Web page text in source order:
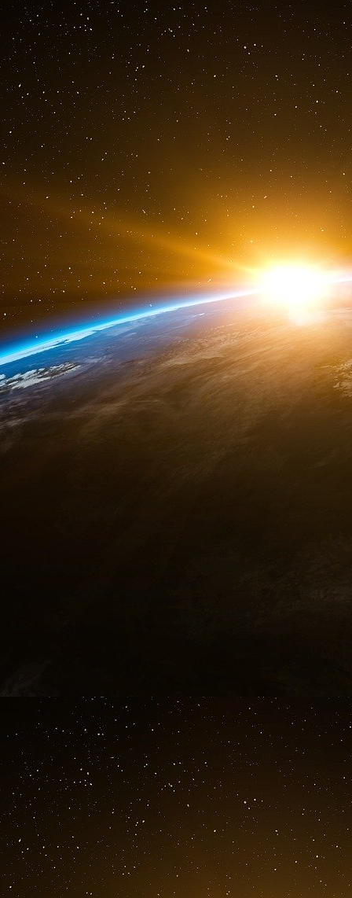
Vous avez donc besoin d’argent pour
gouvernement a besoin d’argent pour
comme le fait actuellement Israël avec son
coûteux. Les investisseurs internationaux,
votre pays : Les obligations ukrainiennes ont
suite de l’invasion russe. Parallèlement, les
fuite des capitaux, par exemple en
les coûts d’emprunt nationaux. Bien sûr,
mais cela contribuerait à augmenter
entraînent presque toujours une hausse de
près de 12 % en Russie l’année dernière.
pays a accumulé des réserves de change.
Les réserves exceptionnellement
dispose d’options si la crise persiste. Les
importantes sont plus dépendants des
nationaux et de l’aide étrangère pour
s’est tournée vers l’aide américaine et
dollars de réserves.
Entrer dans la mêlée géopolitique
L’interaction entre les banques centrales et
deux en temps de guerre - n’est pas nouvelle.
d’intérêt alors qu’une baisse de ceux-ci
guerre et des programmes de la « Great
Toutefois, dans cette nouvelle ère de la
plus floues. Certaines banques centrales
entière ; si les avoirs de réserve d’un
Russie) constituent une cible acceptable à
naturellement à jouer un rôle plus actif
frappants de l’affaiblissement des
gouvernements qu’elles servent est la
poste de gouverneur adjoint de la banque